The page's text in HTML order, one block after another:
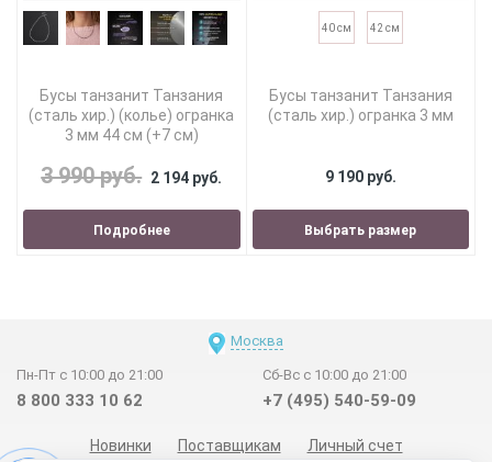
Бусы танзанит Танзания
(сталь хир.) (колье) огранка
3 мм 44 см (+7 см)
3 990 руб. 2 194 руб.
Подробнее
40 см 42 см
Бусы танзанит Танзания
(сталь хир.) огранка 3 мм
9 190 руб.
Выбрать размер
Москва
Пн-Пт с 10:00 до 21:00
8 800 333 10 62
Сб-Вс с 10:00 до 21:00
+7 (495) 540-59-09
Новинки Поставщикам Личный счет